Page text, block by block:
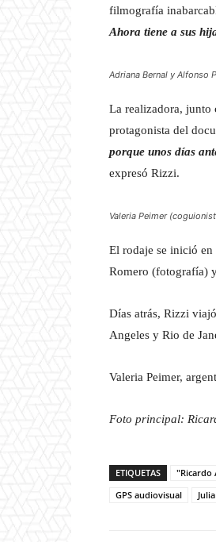
filmografía
Ahora tiene a sus
Adriana Bernal y Alfonso
La realizadora, junto
protagonista del
porque unos días
expresó Rizzi.
Valeria Peimer
El rodaje se inició
Romero (fotografía)
Días atrás, Rizzi
Angeles y Rio de
Valeria Peimer,
Foto principal:
ETIQUETAS "Ricardo
GPS audiovisual